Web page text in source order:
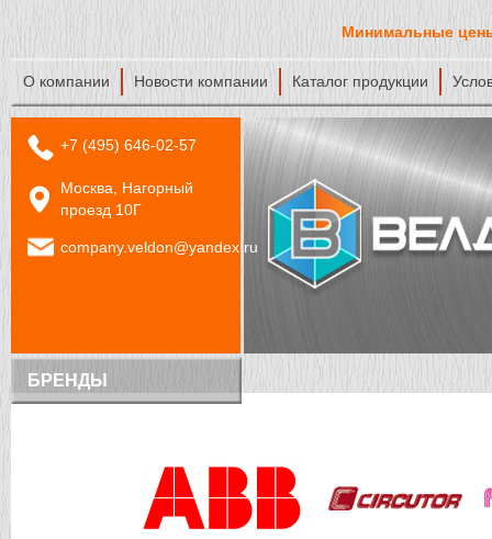
Минимальные
О компании Новости компании Каталог продукции
+7 (495) 646-02-57
Москва, Нагорный
проезд 10Г
company.veldon@yandex.ru
БРЕНДЫ